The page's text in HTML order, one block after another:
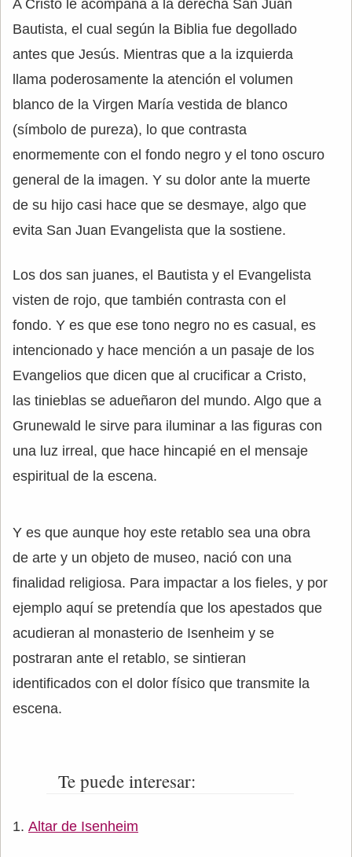
A Cristo le acompaña a la derecha San Juan
Bautista, el cual según la Biblia fue degollado
antes que Jesús. Mientras que a la izquierda
llama poderosamente la atención el volumen
blanco de la Virgen María vestida de blanco
(símbolo de pureza), lo que contrasta
enormemente con el fondo negro y el tono oscuro
general de la imagen. Y su dolor ante la muerte
de su hijo casi hace que se desmaye, algo que
evita San Juan Evangelista que la sostiene.
Los dos san juanes, el Bautista y el Evangelista
visten de rojo, que también contrasta con el
fondo. Y es que ese tono negro no es casual, es
intencionado y hace mención a un pasaje de los
Evangelios que dicen que al crucificar a Cristo,
las tinieblas se adueñaron del mundo. Algo que a
Grunewald le sirve para iluminar a las figuras con
una luz irreal, que hace hincapié en el mensaje
espiritual de la escena.
Y es que aunque hoy este retablo sea una obra
de arte y un objeto de museo, nació con una
finalidad religiosa. Para impactar a los fieles, y por
ejemplo aquí se pretendía que los apestados que
acudieran al monasterio de Isenheim y se
postraran ante el retablo, se sintieran
identificados con el dolor físico que transmite la
escena.
Te puede interesar:
Altar de Isenheim